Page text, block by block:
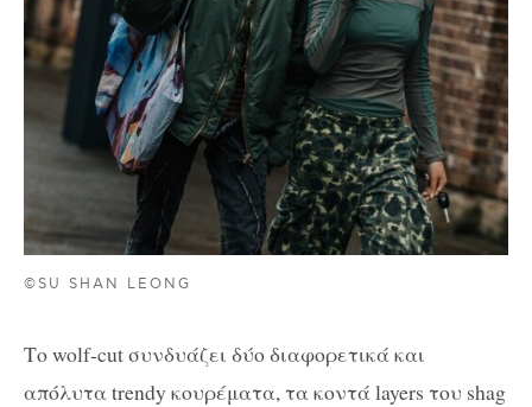
©SU SHAN LEONG
Το wolf-cut συνδυάζει δύο διαφορετικά και
απόλυτα trendy κουρέματα, τα κοντά layers του shag